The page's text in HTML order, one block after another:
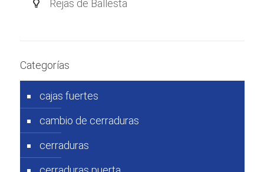
Rejas de Ballesta
Categorías
cajas fuertes
cambio de cerraduras
cerraduras